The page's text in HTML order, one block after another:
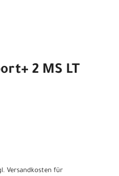
2 MS LT
Versandkosten für